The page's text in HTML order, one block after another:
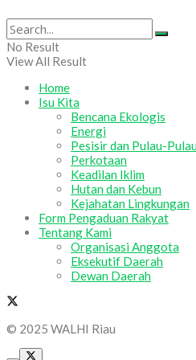
No Result
View All Result
Home
Isu Kita
Bencana Ekologis
Energi
Pesisir dan Pulau-
Perkotaan
Keadilan Iklim
Hutan dan Kebun
Kejahatan Lingkungan
Form Pengaduan Rakyat
Tentang Kami
Organisasi Anggota
Eksekutif Daerah
Dewan Daerah
© 2025 WALHI Riau